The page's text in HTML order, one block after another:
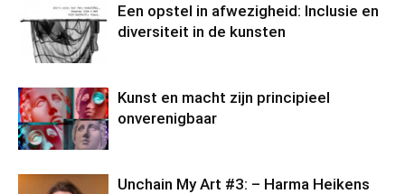
Een opstel in afwezigheid: Inclusie en
diversiteit in de kunsten
Kunst en macht zijn principieel
onverenigbaar
Unchain My Art #3: – Harma Heikens